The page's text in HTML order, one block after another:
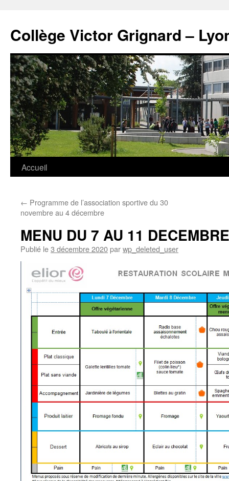
contenu
Collège Victor Grignard –
Accueil
← Programme de l’association sportive du 30
novembre au 4 décembre
MENU DU 7 AU 11 DECEMBRE
Publié le3 décembre 2020parwp_deleted_user